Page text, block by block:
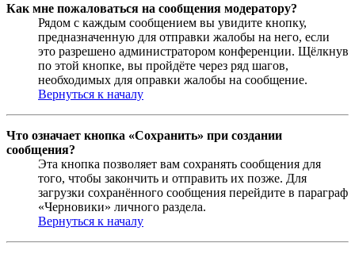
Как мне пожаловаться на сообщения модератору?
Рядом с каждым сообщением вы увидите кнопку,
предназначенную для отправки жалобы на него, если
это разрешено администратором конференции. Щёлкнув
по этой кнопке, вы пройдёте через ряд шагов,
необходимых для оправки жалобы на сообщение.
Вернуться к началу
Что означает кнопка «Сохранить» при создании
сообщения?
Эта кнопка позволяет вам сохранять сообщения для
того, чтобы закончить и отправить их позже. Для
загрузки сохранённого сообщения перейдите в параграф
«Черновики» личного раздела.
Вернуться к началу